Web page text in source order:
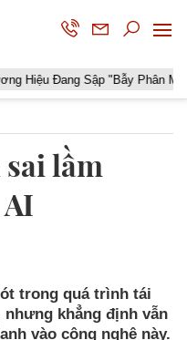
Sập "Bẫy Phân Mảnh Dữ
lầm
trong quá trình tái
khẳng định vẫn
vào công nghệ này.